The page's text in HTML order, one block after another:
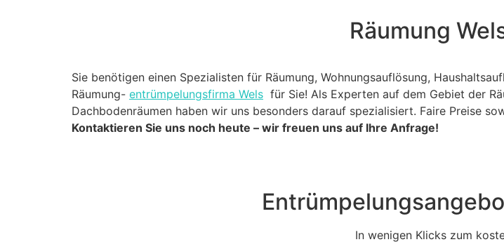
Räumung
Sie benötigen einen Spezialisten für Räumung, Wohnungsauflösung,
Räumung- entrümpelungsfirma Wels für Sie! Als Experten auf dem Gebiet der
Dachbodenräumen haben wir uns besonders darauf spezialisiert. Faire Preise
Kontaktieren Sie uns noch heute – wir freuen uns auf Ihre Anfrage!
In wenigen Klicks zum